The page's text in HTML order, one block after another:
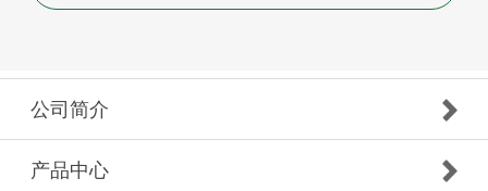
公司简介
产品中心